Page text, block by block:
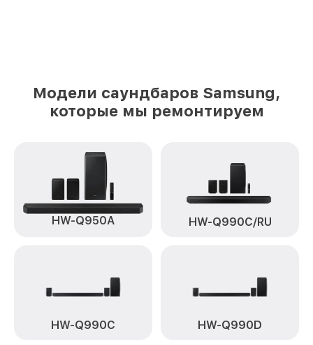
Модели саундбаров Samsung,
которые мы ремонтируем
HW-Q950A HW-Q990C/RU
HW-Q990C HW-Q990D